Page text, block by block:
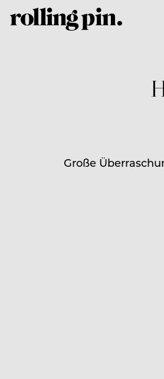
Große